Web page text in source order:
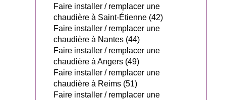
Faire installer / remplacer une
chaudière à Saint-Étienne (42)
Faire installer / remplacer une
chaudière à Nantes (44)
Faire installer / remplacer une
chaudière à Angers (49)
Faire installer / remplacer une
chaudière à Reims (51)
Faire installer / remplacer une